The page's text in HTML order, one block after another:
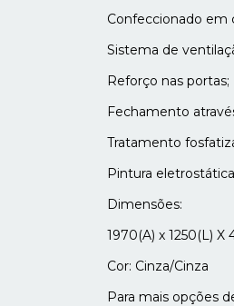
Confeccionado em
Sistema de
Reforço nas portas;
Fechamento
Tratamento
Pintura
Dimensões:
1970(A) x 1250(L)
Cor: Cinza/Cinza
Para mais opções